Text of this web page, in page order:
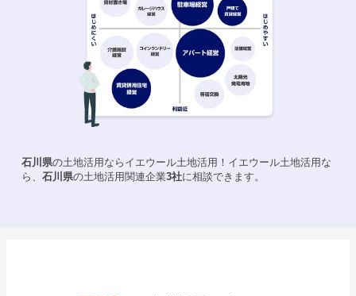
石川県の土地活用ならイエウール土地活用！イエウール土地活用な
ら、石川県の土地活用関連企業3社に相談できます。